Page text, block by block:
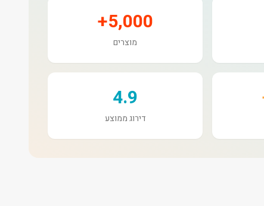
5,000+
מוצרים
4.9
דירוג ממוצע